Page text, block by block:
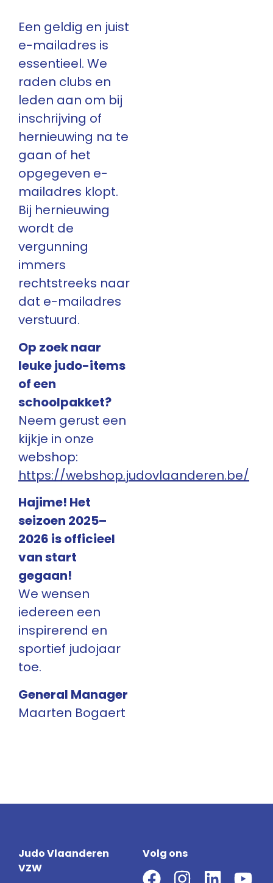
Een geldig en juist
e-mailadres is
essentieel. We
raden clubs en
leden aan om bij
inschrijving of
hernieuwing na te
gaan of het
opgegeven e-
mailadres klopt.
Bij hernieuwing
wordt de
vergunning
immers
rechtstreeks naar
dat e-mailadres
verstuurd.
Op zoek naar
leuke judo-items
of een
schoolpakket?
Neem gerust een
kijkje in onze
webshop:
https://webshop.judovlaanderen.be/
Hajime! Het
seizoen 2025–
2026 is officieel
van start
gegaan!
We wensen
iedereen een
inspirerend en
sportief judojaar
toe.
General Manager
Maarten Bogaert
Judo Vlaanderen
VZW
Volg ons